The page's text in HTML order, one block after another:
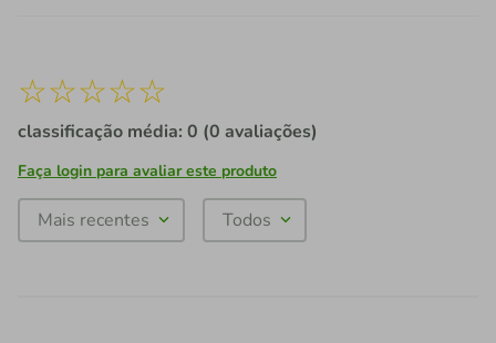
☆☆☆☆☆
classificação média: 0 (0 avaliações)
Faça login para avaliar este produto
Mais recentes Todos